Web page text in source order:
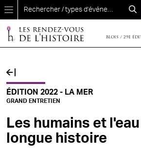
Aller au contenu principal
BLOIS / 29E
ÉDITION 2022 - LA MER
GRAND ENTRETIEN
Les humains et
longue histoire